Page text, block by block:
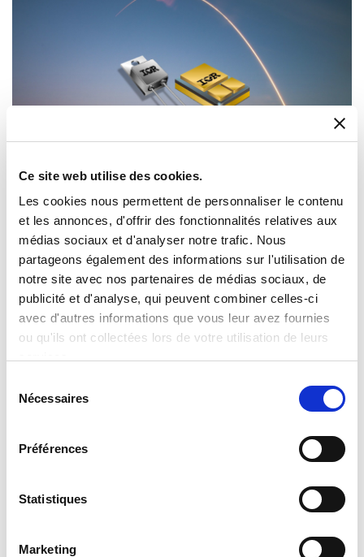
Ce site web utilise des cookies.
Les cookies nous permettent de personnaliser le contenu
et les annonces, d'offrir des fonctionnalités relatives aux
médias sociaux et d'analyser notre trafic. Nous
partageons également des informations sur l'utilisation de
notre site avec nos partenaires de médias sociaux, de
publicité et d'analyse, qui peuvent combiner celles-ci
avec d'autres informations que vous leur avez fournies
ou qu'ils ont collectées lors de votre utilisation de leurs
Nécessaires
Préférences
Statistiques
Marketing
Schottkys rectifier HiRel